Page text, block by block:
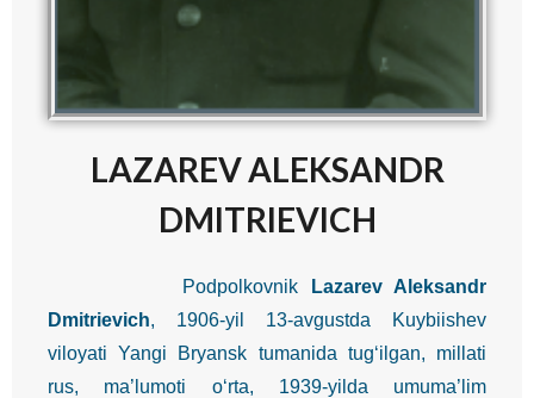
LAZAREV ALEKSANDR
DMITRIEVICH
Podpolkovnik
Lazarev Aleksandr
Dmitrievich, 1906-yil 13-avgustda Kuybiishev
viloyati Yangi Bryansk tumanida tug‘ilgan, millati
rus, ma’lumoti o‘rta, 1939-yilda umuma’lim